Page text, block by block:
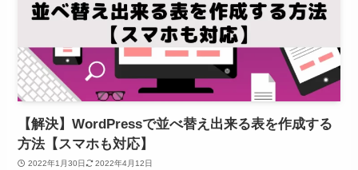
【解決】WordPressで並べ替え出来る表を作成する
方法【スマホも対応】
2022年1月30日 2022年4月12日